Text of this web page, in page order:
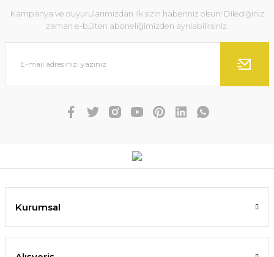
Kampanya ve duyurularımızdan ilk sizin haberiniz olsun! Dilediğiniz
zaman e-bülten aboneliğimizden ayrılabilirsiniz.
Kurumsal